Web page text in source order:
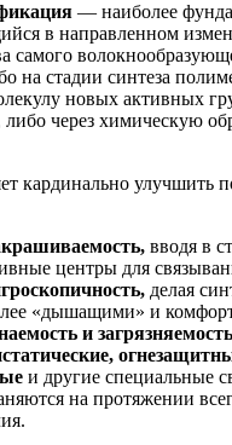
— наиболее
в направленном
самого
на стадии синтеза
новых активных
через химическую
кардинально улучшить
вводя в
центры для
делая
«дышащими» и
и
и другие специальные
на протяжении